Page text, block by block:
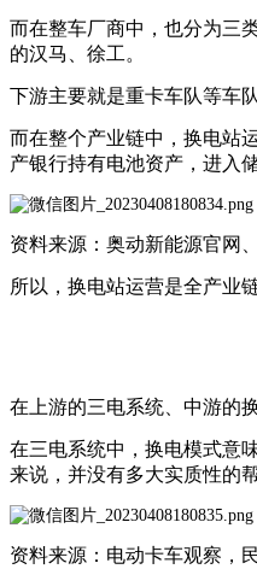
而在整车厂商中，也分为三
的汉马、徐工。
下游主要就是重卡车队等车
而在整个产业链中，换电站
产银行持有电池资产，进入
资料来源：奥动新能源官网
所以，换电站运营是全产业
在上游的三电系统、中游的
在三电系统中，换电模式意
来说，并没有多大实质性的帮
资料来源：电动卡车观察，